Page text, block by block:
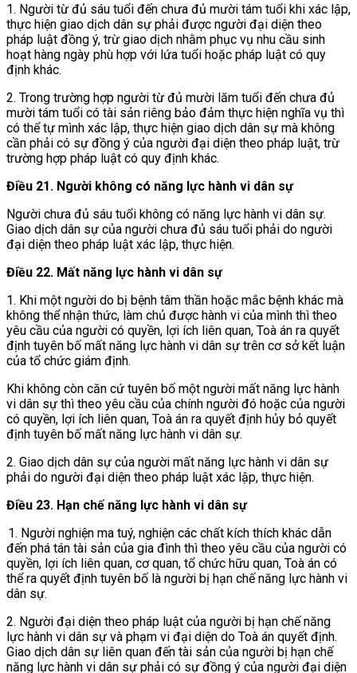
1. Người từ đủ sáu tuổi đến chưa đủ mười tám tuổi khi xác lập,
thực hiện giao dịch dân sự phải được người đại diện theo
pháp luật đồng ý, trừ giao dịch nhằm phục vụ nhu cầu sinh
hoạt hàng ngày phù hợp với lứa tuổi hoặc pháp luật có quy
định khác.
2. Trong trường hợp người từ đủ mười lăm tuổi đến chưa đủ
mười tám tuổi có tài sản riêng bảo đảm thực hiện nghĩa vụ thì
có thể tự mình xác lập, thực hiện giao dịch dân sự mà không
cần phải có sự đồng ý của người đại diện theo pháp luật, trừ
trường hợp pháp luật có quy định khác.
Điều 21. Người không có năng lực hành vi dân sự
Người chưa đủ sáu tuổi không có năng lực hành vi dân sự.
Giao dịch dân sự của người chưa đủ sáu tuổi phải do người
đại diện theo pháp luật xác lập, thực hiện.
Điều 22. Mất năng lực hành vi dân sự
1. Khi một người do bị bệnh tâm thần hoặc mắc bệnh khác mà
không thể nhận thức, làm chủ được hành vi của mình thì theo
yêu cầu của người có quyền, lợi ích liên quan, Toà án ra quyết
định tuyên bố mất năng lực hành vi dân sự trên cơ sở kết luận
của tổ chức giám định.
Khi không còn căn cứ tuyên bố một người mất năng lực hành
vi dân sự thì theo yêu cầu của chính người đó hoặc của người
có quyền, lợi ích liên quan, Toà án ra quyết định hủy bỏ quyết
định tuyên bố mất năng lực hành vi dân sự.
2. Giao dịch dân sự của người mất năng lực hành vi dân sự
phải do người đại diện theo pháp luật xác lập, thực hiện.
Điều 23. Hạn chế năng lực hành vi dân sự
1. Người nghiện ma tuý, nghiện các chất kích thích khác dẫn
đến phá tán tài sản của gia đình thì theo yêu cầu của người có
quyền, lợi ích liên quan, cơ quan, tổ chức hữu quan, Toà án có
thể ra quyết định tuyên bố là người bị hạn chế năng lực hành vi
dân sự.
2. Người đại diện theo pháp luật của người bị hạn chế năng
lực hành vi dân sự và phạm vi đại diện do Toà án quyết định.
Giao dịch dân sự liên quan đến tài sản của người bị hạn chế
năng lực hành vi dân sự phải có sự đồng ý của người đại diện